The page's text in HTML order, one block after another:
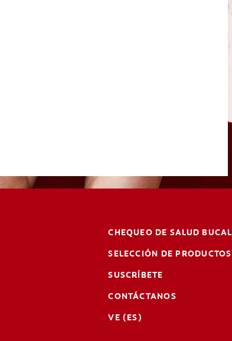
CHEQUEO DE SALUD BUCAL
SELECCIÓN DE PRODUCTOS
SUSCRÍBETE
CONTÁCTANOS
VE (ES)